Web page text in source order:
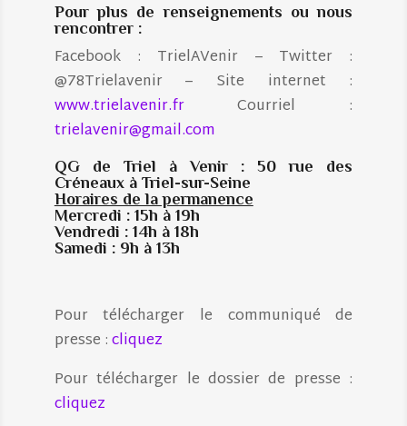
Pour plus de renseignements ou nous
rencontrer :
Facebook : TrielAVenir – Twitter :
@78Trielavenir – Site internet :
www.trielavenir.frCourriel :
trielavenir@gmail.com
QG de Triel à Venir : 50 rue des
Créneaux à Triel-sur-Seine
Horaires de la permanence
Mercredi : 15h à 19h
Vendredi : 14h à 18h
Samedi : 9h à 13h
Pour télécharger le communiqué de
presse :cliquez
Pour télécharger le dossier de presse :
cliquez